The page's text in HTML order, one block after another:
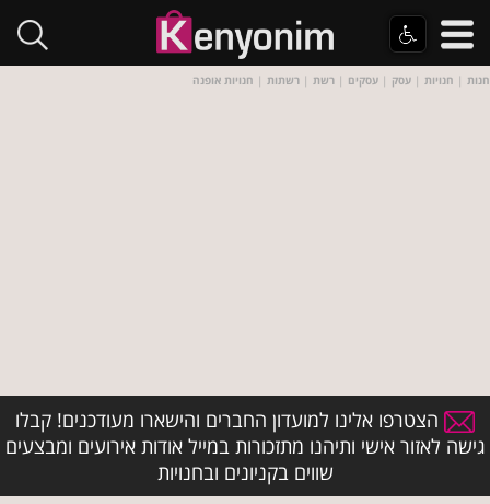
חנות | חנויות | עסק | עסקים | רשת | רשתות | חנויות אופנה
הצטרפו אלינו למועדון החברים והישארו מעודכנים! קבלו
גישה לאזור אישי ותיהנו מתזכורות במייל אודות אירועים ומבצעים
שווים בקניונים ובחנויות